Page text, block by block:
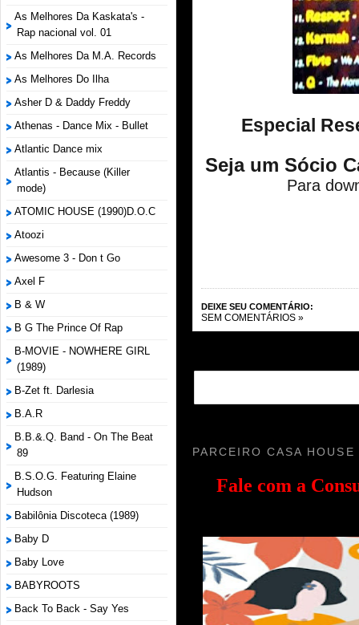
As Melhores Da Kaskata's -
Rap nacional vol. 01
As Melhores Da M.A. Records
As Melhores Do Ilha
Asher D & Daddy Freddy
Athenas - Dance Mix - Bullet
Atlantic Dance mix
Atlantis - Because (Killer
mode)
ATOMIC HOUSE (1990)D.O.C
Atoozi
Awesome 3 - Don t Go
Axel F
B & W
B G The Prince Of Rap
B-MOVIE - NOWHERE GIRL
(1989)
B-Zet ft. Darlesia
B.A.R
B.B.&.Q. Band - On The Beat
89
B.S.O.G. Featuring Elaine
Hudson
Babilônia Discoteca (1989)
Baby D
Baby Love
BABYROOTS
Back To Back - Say Yes
Especial
Seja um Sócio
Para
DEIXE SEU COMENTÁRIO:
SEM COMENTÁRIOS »
PARCEIRO CASA HOUSE
Fale com a